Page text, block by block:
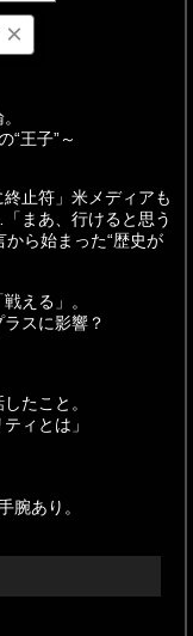
週間
“王子”～
終止符」米メディアも
まあ、行けると思う
ら始まった“歴史が
える」。
スに影響？
たこと。
ィとは」
腕あり。
×